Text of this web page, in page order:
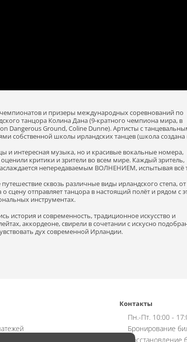
и призеры международных соревнований по
танцора Колина Дана (9-кратного чемпиона мира, в
Dangerous Ground, Coline Dunne). Артисты с
собственной школы ирландских танцев (школа создана
и интересная музыка, но и красивые вокальные номера,
критики и зрители во всем мире. Каждый зритель,
непередаваемым ВОЛНЕНИЕМ, испытывая всё
сквозь различные виды ирландского степа, от
сцену отправляет танцора в настоящий полёт и рядом с
инструментах.
история и современность, традиционное искусство и
аккордеоне, свирели в сочетании с искусно
дух современной Ирландии.
Контакты
Пн.-Пт. 10:00 -
Бронирование
Восстановление